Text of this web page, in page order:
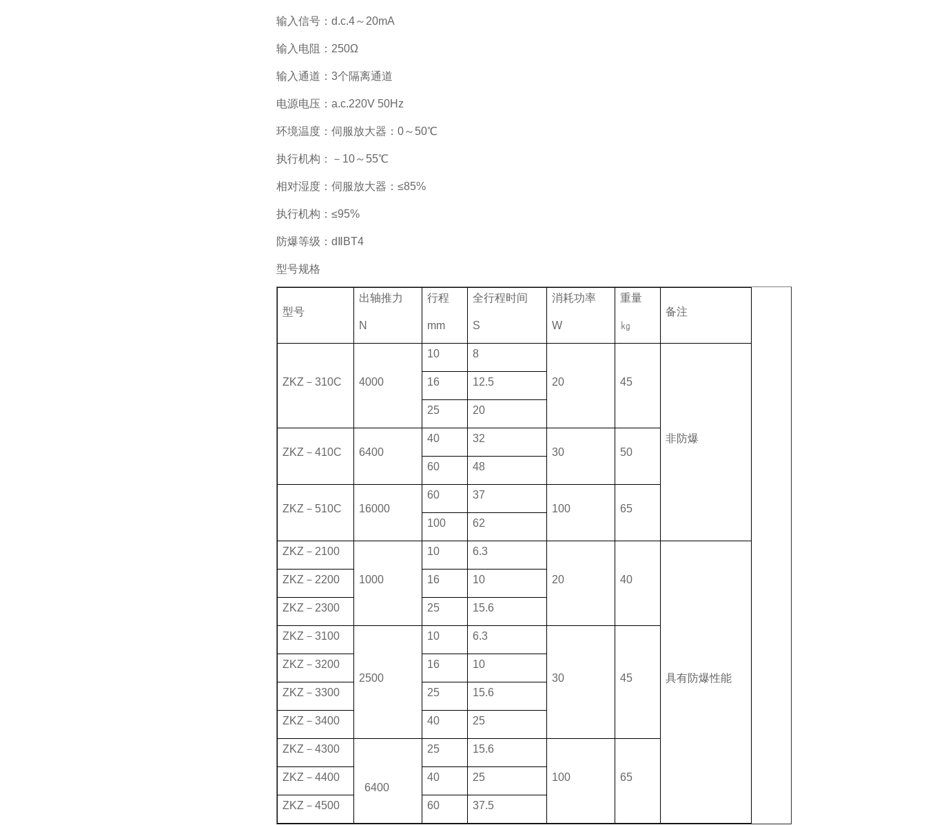
输入信号：d.c.4～20mA
输入电阻：250Ω
输入通道：3个隔离通道
电源电压：a.c.220V 50Hz
环境温度：伺服放大器：0～50℃
执行机构：－10～55℃
相对湿度：伺服放大器：≤85%
执行机构：≤95%
防爆等级：dⅡBT4
型号规格
型号
出轴推力
N
行程
mm
全行程时间
S
消耗功率
W
重量
㎏
备注
ZKZ－310C 4000
10 8
20 45
非防爆
16 12.5
25 20
ZKZ－410C 6400
40
32
30
50
60
48
ZKZ－510C 16000
60
37
100
65
100
62
ZKZ－2100
1000
10 6.3
20 40
具有防爆性能
ZKZ－2200 16 10
ZKZ－2300 25 15.6
ZKZ－3100
2500
10 6.3
30 45
ZKZ－3200 16 10
ZKZ－3300 25 15.6
ZKZ－3400 40 25
ZKZ－4300
6400
25 15.6
100 65
ZKZ－4400 40 25
ZKZ－4500 60 37.5